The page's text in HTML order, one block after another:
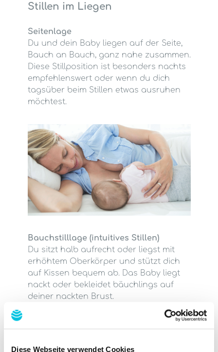
Diese Webseite verwendet Cookies
Stillen im Liegen
Seitenlage
Du und dein Baby liegen auf der Seite,
Bauch an Bauch, ganz nahe zusammen.
Diese Stillposition ist besonders nachts
empfehlenswert oder wenn du dich
tagsüber beim Stillen etwas ausruhen
möchtest.
Bauchstilllage (intuitives Stillen)
Du sitzt halb aufrecht oder liegst mit
erhöhtem Oberkörper und stützt dich
auf Kissen bequem ab. Das Baby liegt
nackt oder bekleidet bäuchlings auf
deiner nackten Brust.